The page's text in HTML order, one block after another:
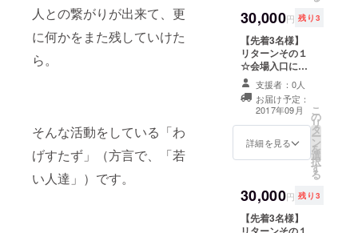
人との繋がりが出来て、更
に何かをまた残していけた
ら。
そんな活動をしている「わ
げすたず」（方言で、「若
い人達」）です。
産品「ジャー
ジーアイスク
リーム」（2個
セット） リター
ンその６★「イ
ガグリ千葉 直
筆サイン色紙」
プレゼント！！
※色紙は後日お送
す リ
ターンその７☆
メッセージを会
場にてアナウン
ス♪ ※メッセージ
汗を流しに田尻
へ♨・・・「さ
くらの湯入浴
券」（半年間有
効・２ 枚） リ
ターンその４★
これであなたも
ネイティブな会
話を！「Avain
ぐい」（1枚）
リターンその５
産品「ジャー
ジーアイスク
リーム」（2個
30,000円 残り3
【先着3名様】
リターンその１
☆会場入口にて
特別応援サポー
ター様としてお
名前を掲示させ
て頂きます！ リ
ターンその２★
お祭り写真付き
汗を流しに田尻
へ♨・・・「さ
くらの湯入浴
支援者：0人
お届け予定：
2017年09月
詳細を見る
こ
の
リ
タ
ー
ン
を
選
択
す
る
30,000円 残り3
【先着3名様】